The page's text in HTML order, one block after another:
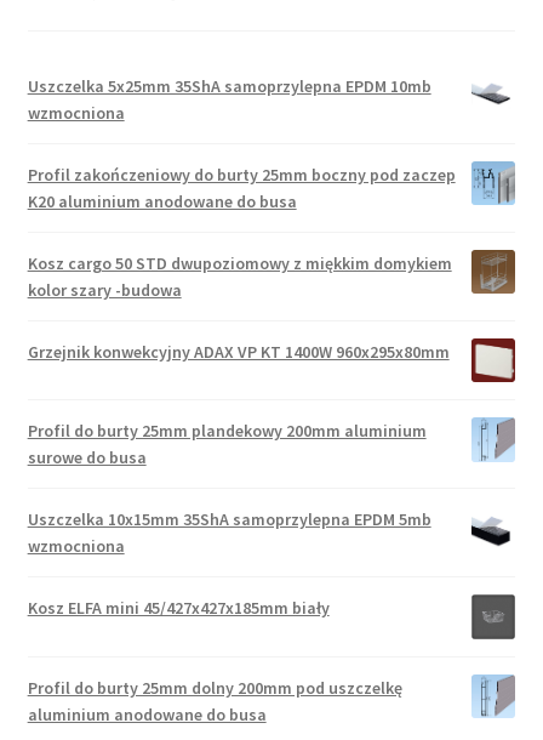
Uszczelka 5x25mm 35ShA samoprzylepna EPDM 10mb
wzmocniona
Profil zakończeniowy do burty 25mm boczny pod zaczep
K20 aluminium anodowane do busa
Kosz cargo 50 STD dwupoziomowy z miękkim domykiem
kolor szary -budowa
Grzejnik konwekcyjny ADAX VP KT 1400W 960x295x80mm
Profil do burty 25mm plandekowy 200mm aluminium
surowe do busa
Uszczelka 10x15mm 35ShA samoprzylepna EPDM 5mb
wzmocniona
Kosz ELFA mini 45/427x427x185mm biały
Profil do burty 25mm dolny 200mm pod uszczelkę
aluminium anodowane do busa